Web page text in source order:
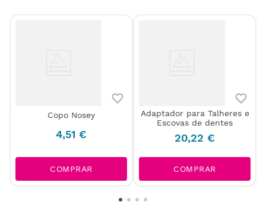
Copo Nosey
4,51 €
COMPRAR
Adaptador para Talheres e
Escovas de dentes
20,22 €
COMPRAR